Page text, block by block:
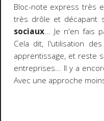
Bloc-note express très
très drôle et décapant
sociaux... Je n'en fais
Cela dit, l'utilisation
apprentissage, et reste
entreprises... Il y a
Avec une approche